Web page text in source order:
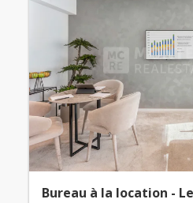
Bureau à la location -